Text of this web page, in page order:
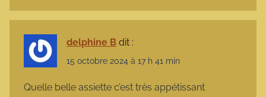
delphine B dit :
15 octobre 2024 à 17 h 41 min
Quelle belle assiette c’est très appétissant